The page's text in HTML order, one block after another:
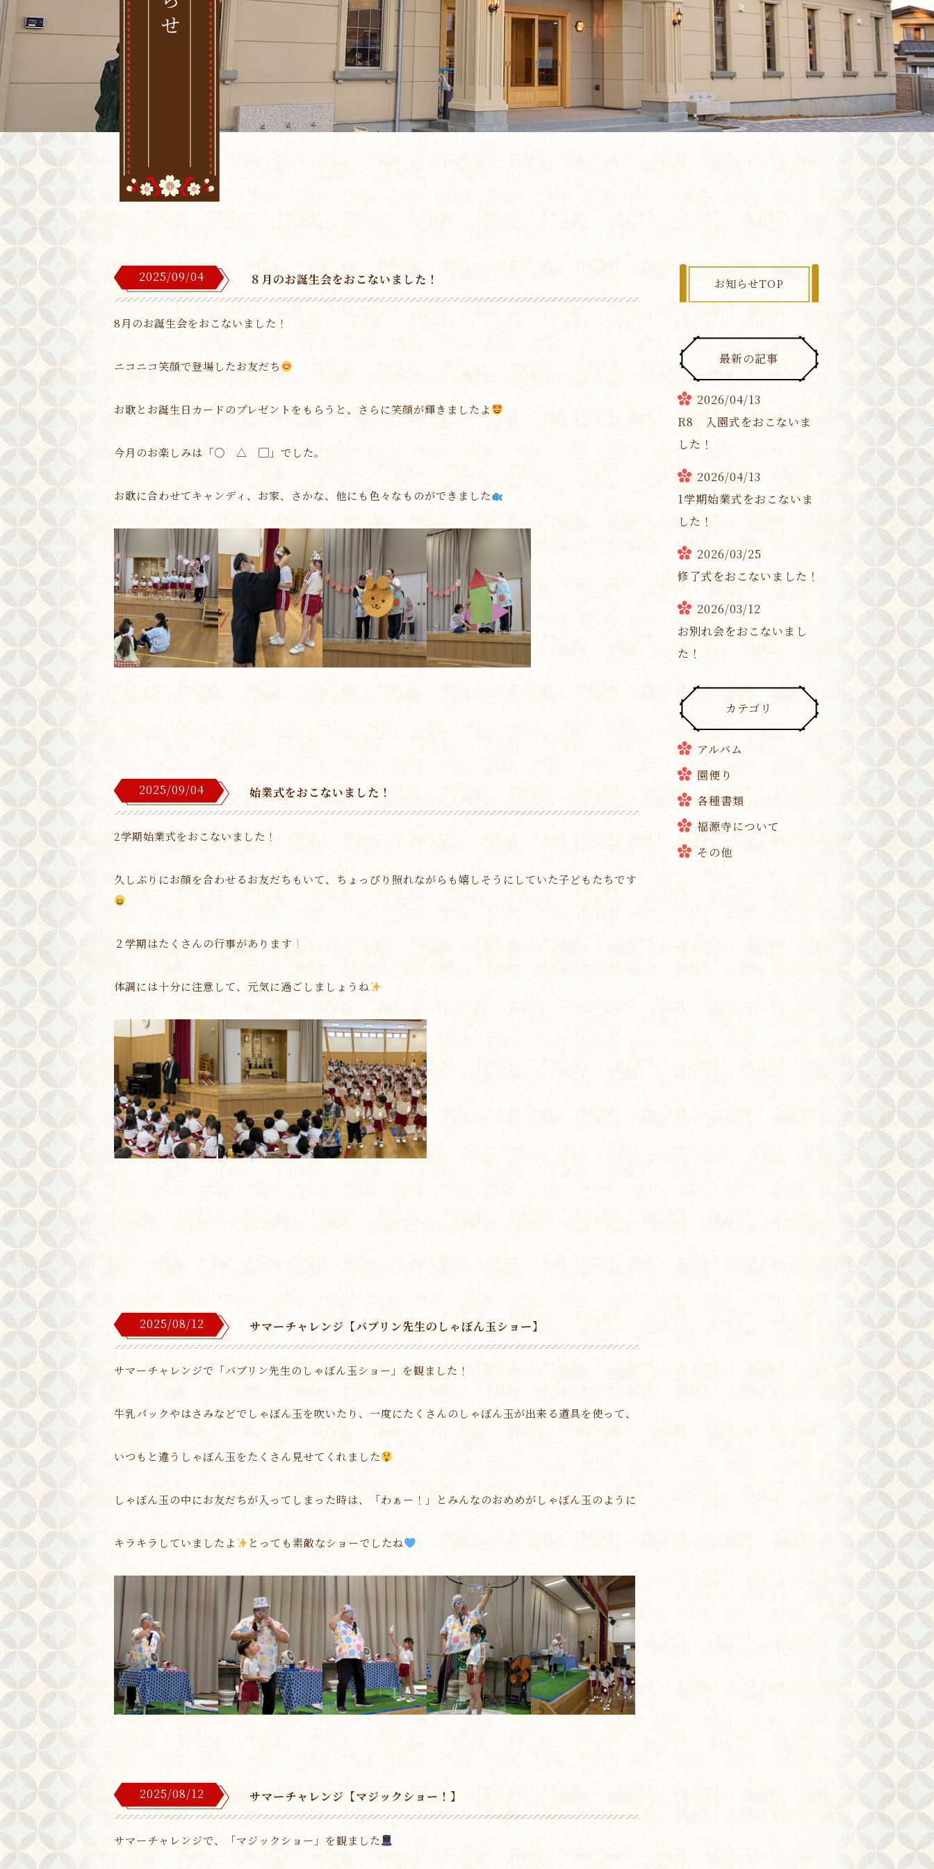
2025/09/04 ８月のお誕生会をおこないました！
8月のお誕生会をおこないました！
ニコニコ笑顔で登場したお友だち
お歌とお誕生日カードのプレゼントをもらうと、さらに笑顔が輝きましたよ
今月のお楽しみは「〇 △ ▢」でした。
お歌に合わせてキャンディ、お家、さかな、他にも色々なものができました
2025/09/04 始業式をおこないました！
2学期始業式をおこないました！
久しぶりにお顔を合わせるお友だちもいて、ちょっぴり照れながらも嬉しそうにしていた子どもたちです
２学期はたくさんの行事があります
体調には十分に注意して、元気に過ごしましょうね
2025/08/12 サマーチャレンジ【バブリン先生のしゃぼん玉ショー】
サマーチャレンジで「バブリン先生のしゃぼん玉ショー」を観ました！
牛乳パックやはさみなどでしゃぼん玉を吹いたり、一度にたくさんのしゃぼん玉が出来る道具を使って、
いつもと違うしゃぼん玉をたくさん見せてくれました
しゃぼん玉の中にお友だちが入ってしまった時は、「わぁー！」とみんなのおめめがしゃぼん玉のように
キラキラしていましたよ とっても素敵なショーでしたね
2025/08/12 サマーチャレンジ【マジックショー！】
サマーチャレンジで、「マジックショー」を観ました
お知らせTOP
最新の記事
2026/04/13
R8 入園式をおこないま
した！
2026/04/13
1学期始業式をおこないま
した！
2026/03/25
修了式をおこないました！
2026/03/12
お別れ会をおこないまし
た！
カテゴリ
アルバム
園便り
各種書類
福源寺について
その他